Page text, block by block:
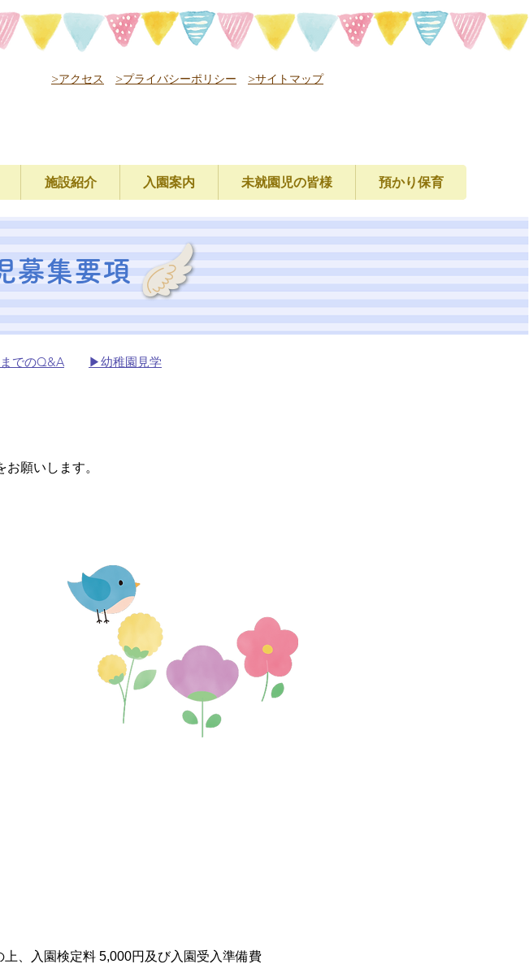
>アクセス >プライバシーポリシー >サイトマップ
施設紹介 入園案内 未就園児の皆様 預かり保育
募集要項
でのQ&A ▶幼稚園見学
願いします。
、入園検定料 5,000円及び入園受入準備費